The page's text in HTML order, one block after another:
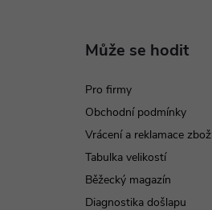
Může se hodit
Pro firmy
Obchodní podmínky
Vrácení a reklamace
Tabulka velikostí
Běžecký magazín
Diagnostika došlapu